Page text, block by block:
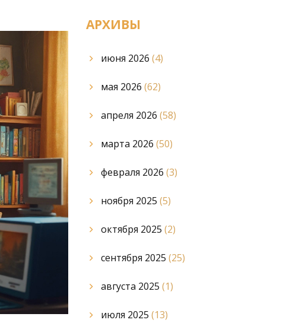
АРХИВЫ
июня 2026 (4)
мая 2026 (62)
апреля 2026 (58)
марта 2026 (50)
февраля 2026 (3)
ноября 2025 (5)
октября 2025 (2)
сентября 2025 (25)
августа 2025 (1)
июля 2025 (13)